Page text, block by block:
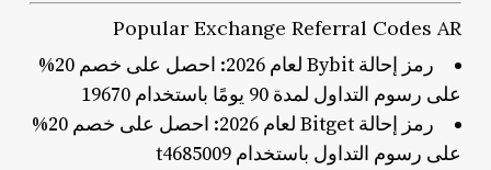
Popular Exchange Referral Codes AR
رمز إحالة Bybit لعام 2026: احصل على خصم 20%
على رسوم التداول لمدة 90 يومًا باستخدام 19670
رمز إحالة Bitget لعام 2026: احصل على خصم 20%
على رسوم التداول باستخدام t4685009